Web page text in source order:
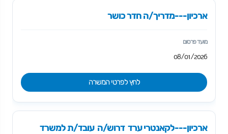
ארכיון---מדריך/ה חדר כושר
08/01/2026
לחץ לפרטי המשרה
ארכיון---לקאנטרי ערד דרוש/ה עובד/ת למשרד